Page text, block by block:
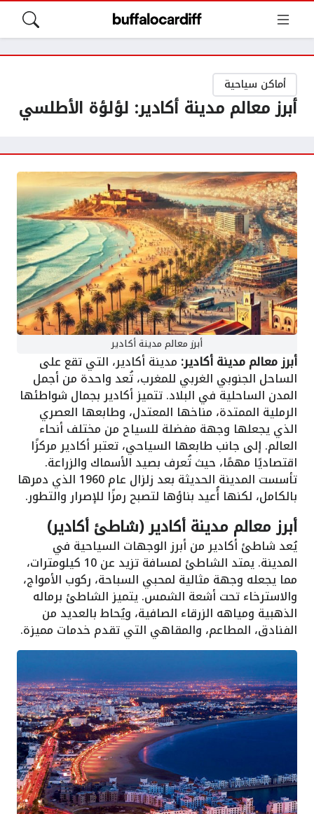
أماكن سياحية
أبرز معالم مدينة أكادير: لؤلؤة الأطلسي
أبرز معالم مدينة أكادير
أبرز معالم مدينة أكادير: مدينة أكادير، التي تقع على
الساحل الجنوبي الغربي للمغرب، تُعد واحدة من أجمل
المدن الساحلية في البلاد. تتميز أكادير بجمال شواطئها
الرملية الممتدة، مناخها المعتدل، وطابعها العصري
الذي يجعلها وجهة مفضلة للسياح من مختلف أنحاء
العالم. إلى جانب طابعها السياحي، تعتبر أكادير مركزًا
اقتصاديًا مهمًا، حيث تُعرف بصيد الأسماك والزراعة.
تأسست المدينة الحديثة بعد زلزال عام 1960 الذي دمرها
بالكامل، لكنها أُعيد بناؤها لتصبح رمزًا للإصرار والتطور.
أبرز معالم مدينة أكادير (شاطئ أكادير)
يُعد شاطئ أكادير من أبرز الوجهات السياحية في
المدينة. يمتد الشاطئ لمسافة تزيد عن 10 كيلومترات،
مما يجعله وجهة مثالية لمحبي السباحة، ركوب الأمواج،
والاسترخاء تحت أشعة الشمس. يتميز الشاطئ برماله
الذهبية ومياهه الزرقاء الصافية، ويُحاط بالعديد من
الفنادق، المطاعم، والمقاهي التي تقدم خدمات مميزة.